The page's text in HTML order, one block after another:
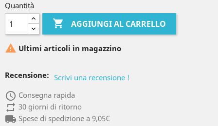
Quantità
 AGGIUNGI AL CARRELLO
 Ultimi articoli in magazzino
Recensione: Scrivi una recensione !
access_time Consegna rapida
repeat30 giorni di ritorno
local_shippingSpese di spedizione a 9,05€